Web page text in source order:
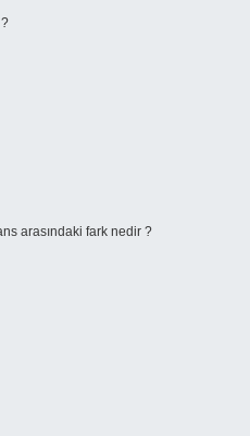
arasındaki fark nedir ?